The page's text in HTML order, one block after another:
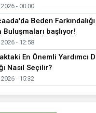
- 00:00
Beden
Buluşmaları başlıyor!
- 12:58
En Önemli Yardımcı
Nasıl Seçilir?
- 15:32